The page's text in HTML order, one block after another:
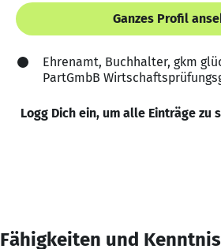
Ganzes Profil
Ehrenamt, Buchhalter, gkm
PartGmbB
Logg Dich ein, um alle Einträge zu
Fähigkeiten und